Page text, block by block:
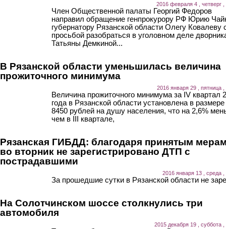
2016 февраля 4 , четверг ,
Член Общественной палаты Георгий Федоров
направил обращение генпрокурору РФ Юрию
губернатору Рязанской области Олегу Ковалеву
просьбой разобраться в уголовном деле
Татьяны Демкиной...
В Рязанской области уменьшилась величина
прожиточного минимума
2016 января 29 , пятница ,
Величина прожиточного минимума за IV квартал
года в Рязанской области установлена в размере
8450 рублей на душу населения, что на 2,6%
чем в III квартале,
Рязанская ГИБДД: благодаря принятым
во вторник не зарегистрировано ДТП с
пострадавшими
2016 января 13 , среда ,
За прошедшие сутки в Рязанской области не
На Солотчинском шоссе столкнулись три
автомобиля
2015 декабря 19 , суббота ,